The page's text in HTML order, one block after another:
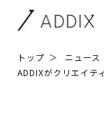
トップ ニュース
ADDIXがクリエイテ